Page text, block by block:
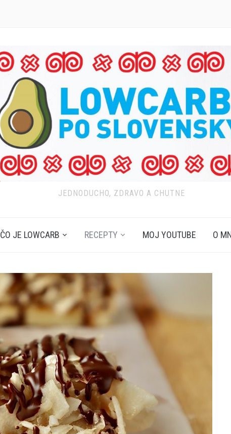
JEDNODUCHO, ZDRAVO A CHUTNE
ČO JE LOWCARB RECEPTY MOJ YOUTUBE O